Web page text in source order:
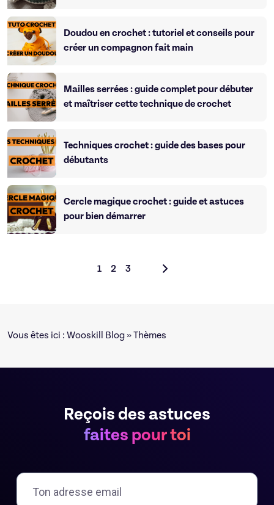
Doudou en crochet : tutoriel et conseils pour
créer un compagnon fait main
Mailles serrées : guide complet pour débuter
et maîtriser cette technique de crochet
Techniques crochet : guide des bases pour
débutants
Cercle magique crochet : guide et astuces
pour bien démarrer
1 2 3
Vous êtes ici : Wooskill Blog » Thèmes
Reçois des astuces
faites pour toi